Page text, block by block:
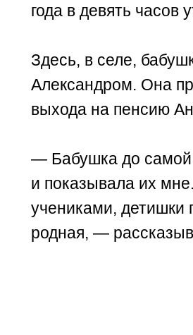
года в девять часов
Здесь, в селе,
Александром. Она
выхода на пенсию
— Бабушка до самой
и показывала их
учениками, детишки
родная, —